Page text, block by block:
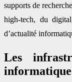
supports de
high-tech, du
d’actualité
Les
informatique